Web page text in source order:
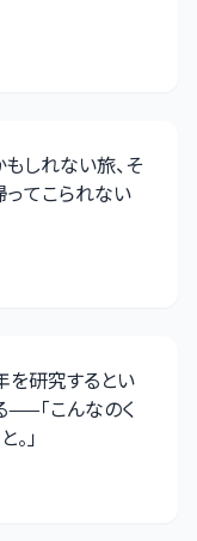
しれない旅、そ
ってこられない
を研究するとい
——「こんなのく
。」